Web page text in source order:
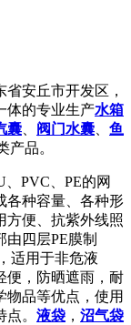
安丘市开发区，
体的专业生产水箱
囊、 阀门水囊、 鱼
产品。
PVC、PE的网
各种容量、各种形
方便、抗紫外线照
四层PE膜制
适用于非危液
便，防晒遮雨，耐
物品等优点，使用
。 液袋 ， 沼气袋